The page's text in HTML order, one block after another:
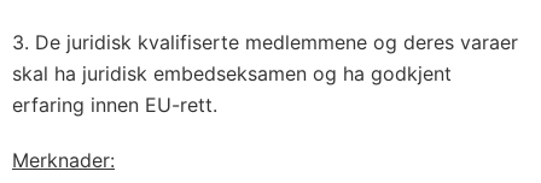
3. De juridisk kvalifiserte medlemmene og deres varaer
skal ha juridisk embedseksamen og ha godkjent
erfaring innen EU-rett.
Merknader: